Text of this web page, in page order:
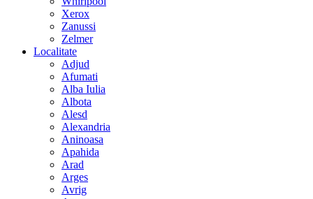
Xerox
Zanussi
Zelmer
Localitate
Adjud
Afumati
Alba Iulia
Albota
Alesd
Alexandria
Aninoasa
Apahida
Arad
Arges
Avrig